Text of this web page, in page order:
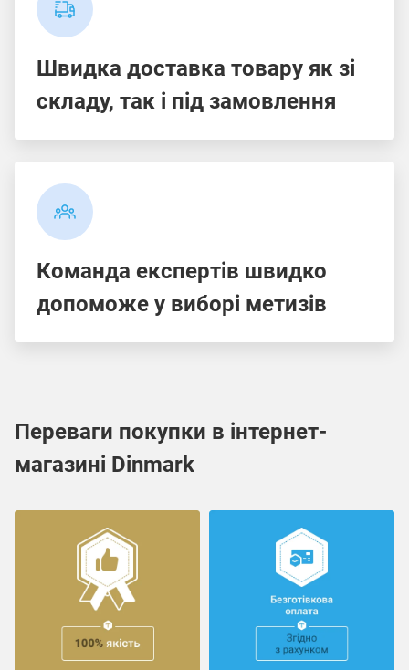
Швидка доставка товару як зі
складу, так і під замовлення
Команда експертів швидко
допоможе у виборі метизів
Переваги покупки в інтернет-
магазині Dinmark